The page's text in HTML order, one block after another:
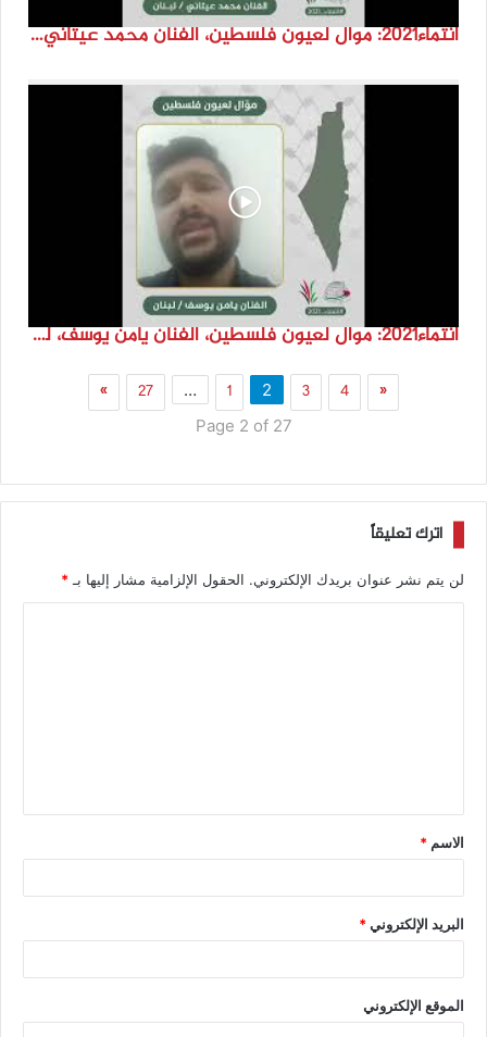
انتماء2021: موال لعيون فلسطين، الفنان محمد عيتاني، لبنان
انتماء2021: موال لعيون فلسطين، الفنان يامن يوسف، لبنان
«
1 2 3 4
…
27
»
Page 2 of 27
اترك تعليقاً
لن يتم نشر عنوان بريدك الإلكتروني. الحقول الإلزامية مشار إليها بـ *
الاسم *
البريد الإلكتروني*
الموقع الإلكتروني